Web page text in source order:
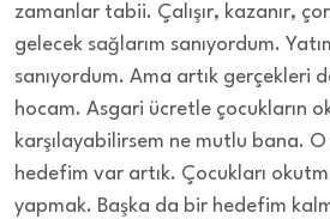
zamanlar tabii. Çalışır, kazanır,
gelecek sağlarım sanıyordum.
sanıyordum. Ama artık gerçekleri
hocam. Asgari ücretle çocukların
karşılayabilirsem ne mutlu bana.
hedefim var artık. Çocukları
yapmak. Başka da bir hedefim